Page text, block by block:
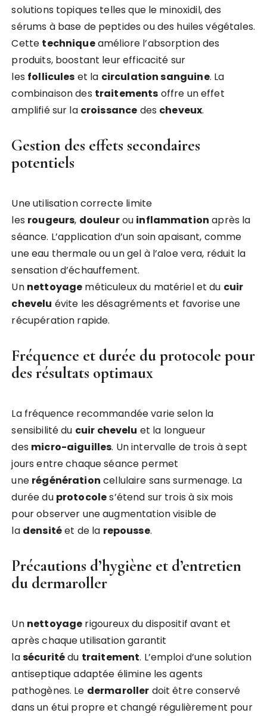
solutions topiques telles que le minoxidil, des
sérums à base de peptides ou des huiles végétales.
Cette techniqueaméliore l’absorption des
produits, boostant leur efficacité sur
les follicules et la circulation sanguine. La
combinaison des traitements offre un effet
amplifié sur la croissance des cheveux.
Gestion des effets secondaires
potentiels
Une utilisation correcte limite
les rougeurs, douleurou inflammation après la
séance. L’application d’un soin apaisant, comme
une eau thermale ou un gel à l’aloe vera, réduit la
sensation d’échauffement.
Un nettoyage méticuleux du matériel et du cuir
chevelu évite les désagréments et favorise une
récupération rapide.
Fréquence et durée du protocole pour
des résultats optimaux
La fréquence recommandée varie selon la
sensibilité du cuir chevelu et la longueur
des micro-aiguilles. Un intervalle de trois à sept
jours entre chaque séance permet
une régénération cellulaire sans surmenage. La
durée du protocoles’étend sur trois à six mois
pour observer une augmentation visible de
la densitéet de la repousse.
Précautions d’hygiène et d’entretien
du dermaroller
Un nettoyage rigoureux du dispositif avant et
après chaque utilisation garantit
lasécuritédu traitement. L’emploi d’une solution
antiseptique adaptée élimine les agents
pathogènes. Le dermaroller doit être conservé
dans un étui propre et changé régulièrement pour